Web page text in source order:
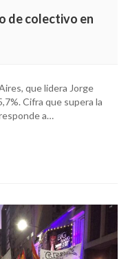
de colectivo en
que lidera Jorge
Cifra que supera la
a…